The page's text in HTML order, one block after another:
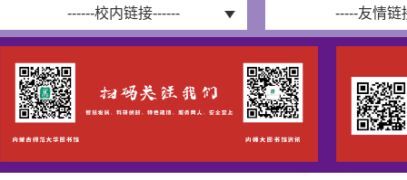
------校内链接------ -----友情链